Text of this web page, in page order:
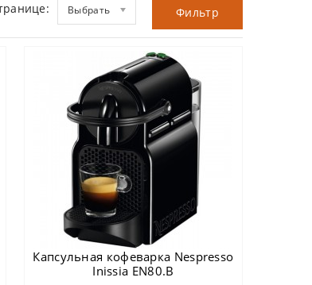
Выбрать Фильтр
Капсульная кофеварка Nespresso
Inissia EN80.B